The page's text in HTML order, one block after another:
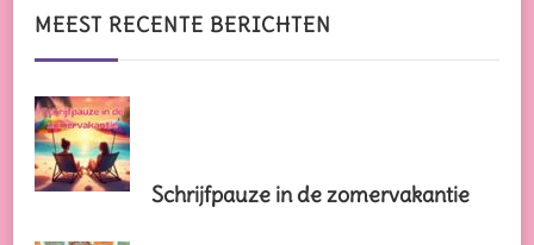
iets?
MEEST RECENTE BERICHTEN
Schrijfpauze in de zomervakantie